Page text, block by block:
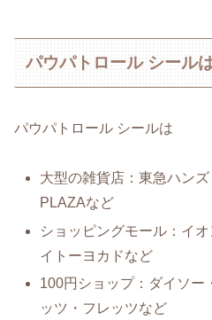
パウパトロール シール
パウパトロール シールは
大型の雑貨店：東急ハン
PLAZAなど
ショッピングモール：イ
イトーヨカドなど
100円ショップ：ダイソー
ッツ・フレッツなど